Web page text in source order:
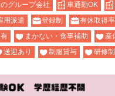
グループ会社
車通勤OK
用派遣 登録制 有休取得
まかない・食事補助 産
送迎あり 制服貸与 研修